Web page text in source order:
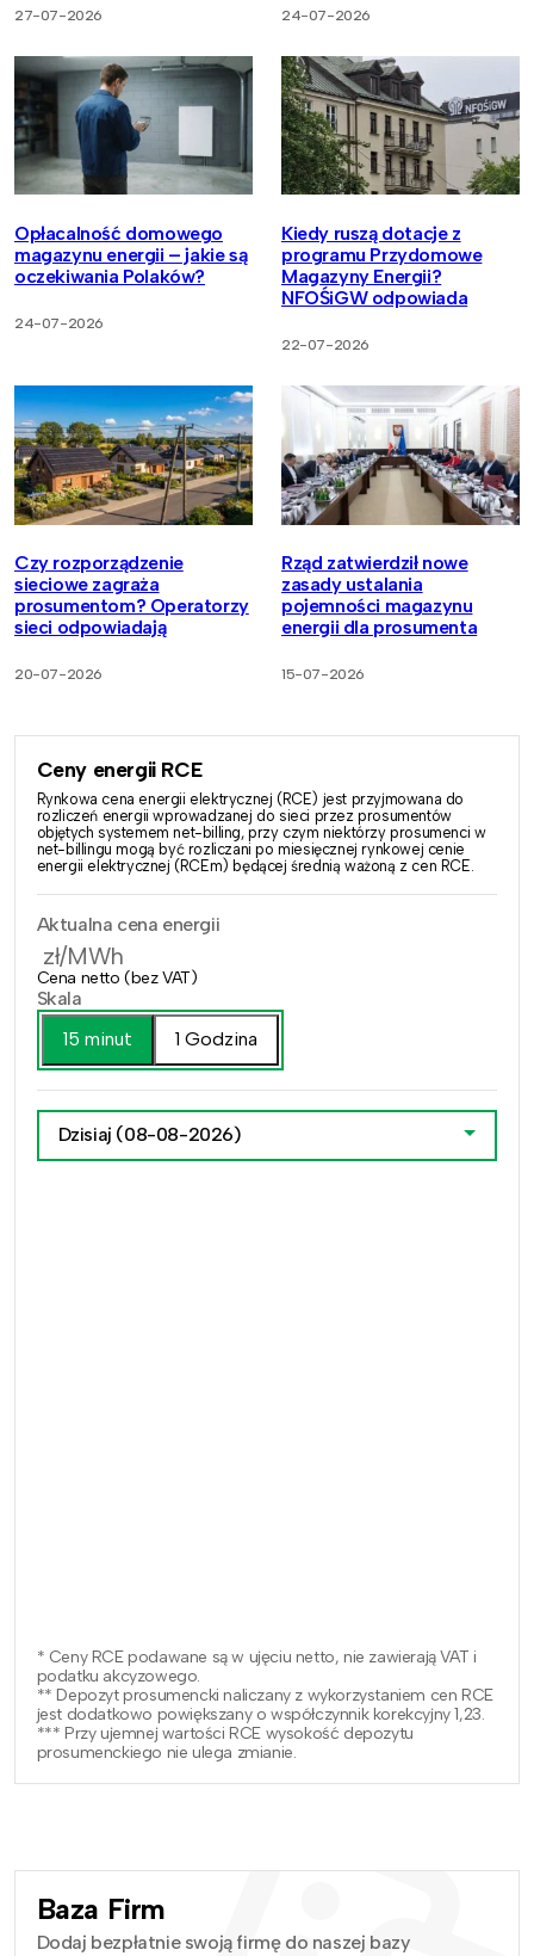
27-07-2026 24-07-2026
Opłacalność domowego
magazynu energii – jakie są
oczekiwania Polaków?
24-07-2026
Kiedy ruszą dotacje z
programu Przydomowe
Magazyny Energii?
NFOŚiGW odpowiada
22-07-2026
Czy rozporządzenie
sieciowe zagraża
prosumentom? Operatorzy
sieci odpowiadają
20-07-2026
Rząd zatwierdził nowe
zasady ustalania
pojemności magazynu
energii dla prosumenta
15-07-2026
Ceny energii RCE
Rynkowa cena energii elektrycznej (RCE) jest przyjmowana do
rozliczeń energii wprowadzanej do sieci przez prosumentów
objętych systemem net-billing, przy czym niektórzy prosumenci w
net-billingu mogą być rozliczani po miesięcznej rynkowej cenie
energii elektrycznej (RCEm) będącej średnią ważoną z cen RCE.
Aktualna cena energii
zł/MWh
Cena netto (bez VAT)
Skala
15 minut
1 Godzina
Dzisiaj (08-08-2026)
* Ceny RCE podawane są w ujęciu netto, nie zawierają VAT i
podatku akcyzowego.
** Depozyt prosumencki naliczany z wykorzystaniem cen RCE
jest dodatkowo powiększany o współczynnik korekcyjny 1,23.
*** Przy ujemnej wartości RCE wysokość depozytu
prosumenckiego nie ulega zmianie.
Baza Firm
Dodaj bezpłatnie swoją firmę do naszej bazy